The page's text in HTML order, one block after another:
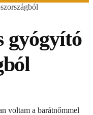
gyógyító
voltam a barátnőmmel